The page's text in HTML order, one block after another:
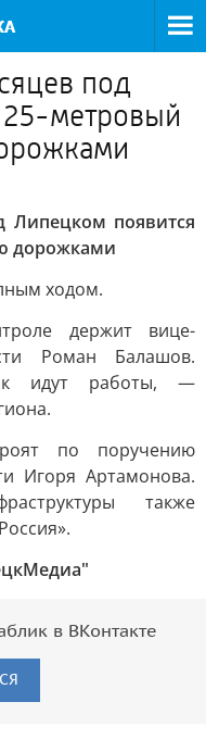
под
метровый
Липецком появится
дорожками
ходом.
держит вице-
Роман Балашов.
идут работы, —
по поручению
Игоря Артамонова.
также
в ВКонтакте